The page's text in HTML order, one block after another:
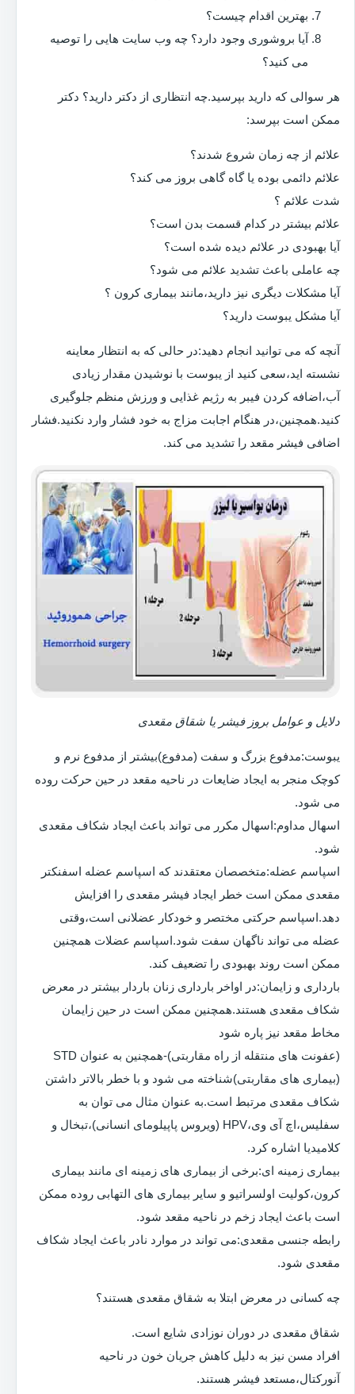
بهترین اقدام چیست؟
آیا بروشوری وجود دارد؟ چه وب سایت هایی را توصیه
می کنید؟
هر سوالی که دارید بپرسید.چه انتظاری از دکتر دارید؟ دکتر
ممکن است بپرسد:
علائم از چه زمان شروع شدند؟
علائم دائمی بوده یا گاه گاهی بروز می کند؟
شدت علائم ؟
علائم بیشتر در کدام قسمت بدن است؟
آیا بهبودی در علائم دیده شده است؟
چه عاملی باعث تشدید علائم می شود؟
آیا مشکلات دیگری نیز دارید،مانند بیماری کرون ؟
آیا مشکل یبوست دارید؟
آنچه که می توانید انجام دهید:در حالی که به انتظار معاینه
نشسته اید،سعی کنید از یبوست با نوشیدن مقدار زیادی
آب،اضافه کردن فیبر به رژیم غذایی و ورزش منظم جلوگیری
کنید.همچنین،در هنگام اجابت مزاج به خود فشار وارد نکنید.فشار
اضافی فیشر مقعد را تشدید می کند.
دلایل و عوامل بروز فیشر یا شقاق مقعدی
یبوست:مدفوع بزرگ و سفت (مدفوع)بیشتر از مدفوع نرم و
کوچک منجر به ایجاد ضایعات در ناحیه مقعد در حین حرکت روده
می شود.
اسهال مداوم:اسهال مکرر می تواند باعث ایجاد شکاف مقعدی
شود.
اسپاسم عضله:متخصصان معتقدند که اسپاسم عضله اسفنکتر
مقعدی ممکن است خطر ایجاد فیشر مقعدی را افزایش
دهد.اسپاسم حرکتی مختصر و خودکار عضلانی است،وقتی
عضله می تواند ناگهان سفت شود.اسپاسم عضلات همچنین
ممکن است روند بهبودی را تضعیف کند.
بارداری و زایمان:در اواخر بارداری زنان باردار بیشتر در معرض
شکاف مقعدی هستند.همچنین ممکن است در حین زایمان
مخاط مقعد نیز پاره شود
(عفونت های منتقله از راه مقاربتی)-همچنین به عنوان STD
(بیماری های مقاربتی)شناخته می شود و با خطر بالاتر داشتن
شکاف مقعدی مرتبط است.به عنوان مثال می توان به
سفلیس،اچ آی وی،HPV (ویروس پاپیلومای انسانی)،تبخال و
کلامیدیا اشاره کرد.
بیماری زمینه ای:برخی از بیماری های زمینه ای مانند بیماری
کرون،کولیت اولسراتیو و سایر بیماری های التهابی روده ممکن
است باعث ایجاد زخم در ناحیه مقعد شود.
رابطه جنسی مقعدی:می تواند در موارد نادر باعث ایجاد شکاف
مقعدی شود.
چه کسانی در معرض ابتلا به شقاق مقعدی هستند؟
شقاق مقعدی در دوران نوزادی شایع است.
افراد مسن نیز به دلیل کاهش جریان خون در ناحیه
آنورکتال،مستعد فیشر هستند.